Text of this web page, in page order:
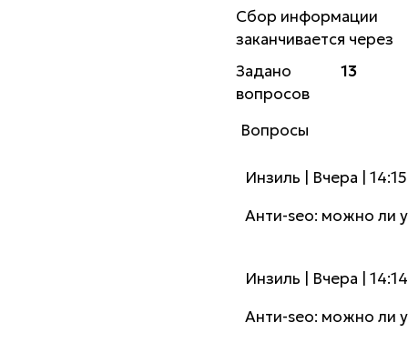
Сбор информации
заканчивается через
Задано
вопросов
13
Вопросы
Инзиль | Вчера | 14:15
Анти-seo: можно ли
Инзиль | Вчера | 14:14
Анти-seo: можно ли